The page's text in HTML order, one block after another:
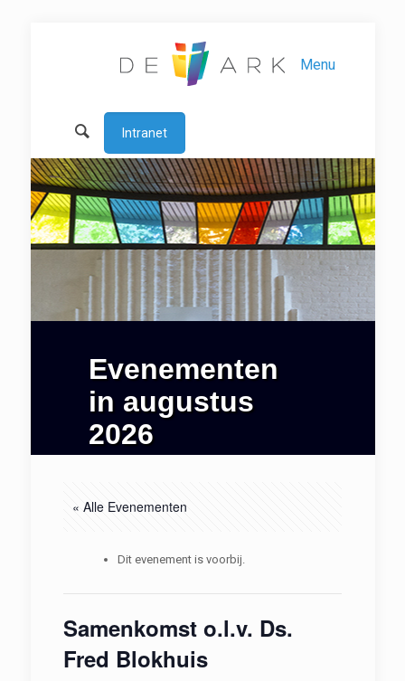
Menu
Intranet
Evenementen
in augustus
2026
« Alle Evenementen
Dit evenement is voorbij.
Samenkomst o.l.v. Ds.
Fred Blokhuis